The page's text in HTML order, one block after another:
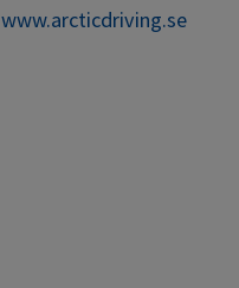
​​​​​​​www.arcticdriving.se